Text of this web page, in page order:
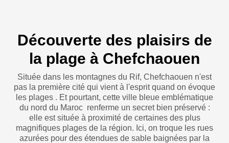
Découverte des plaisirs de
la plage à Chefchaouen
Située dans les montagnes du Rif, Chefchaouen n'est
pas la première cité qui vient à l'esprit quand on évoque
les plages . Et pourtant, cette ville bleue emblématique
du nord du Maroc renferme un secret bien préservé :
elle est située à proximité de certaines des plus
magnifiques plages de la région. Ici, on troque les rues
azurées pour des étendues de sable baignées par la